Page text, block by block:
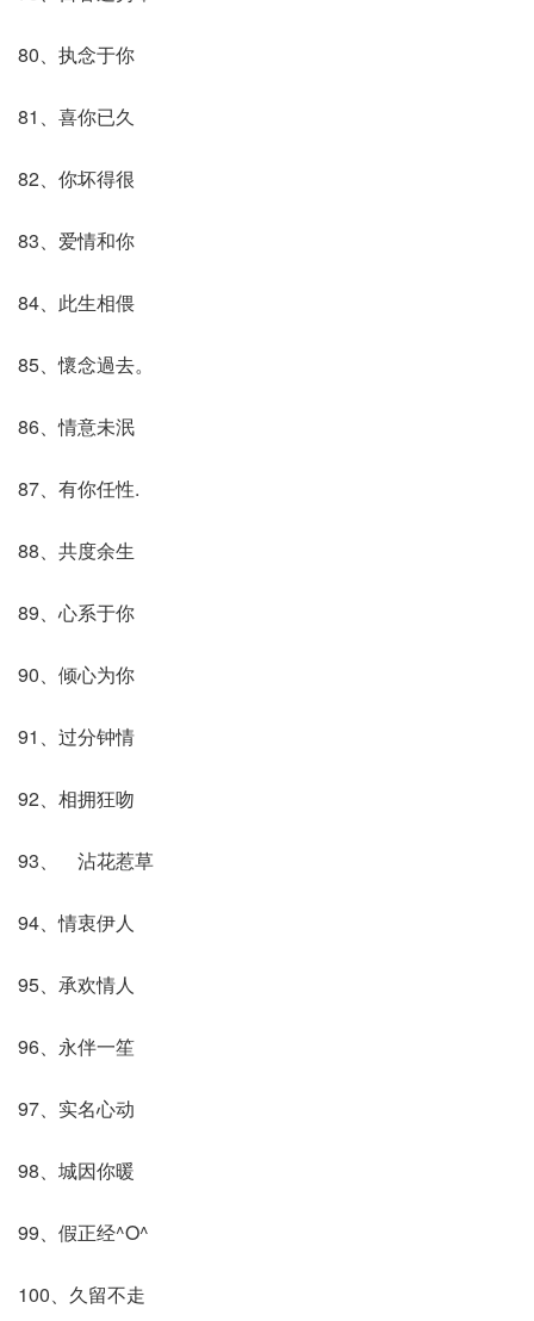
80、执念于你
81、喜你已久
82、你坏得很
83、爱情和你
84、此生相偎
85、懷念過去。
86、情意未泯
87、有你任性.
88、共度余生
89、心系于你
90、倾心为你
91、过分钟情
92、相拥狂吻
93、ゝ沾花惹草
94、情衷伊人
95、承欢情人
96、永伴一笙
97、实名心动
98、城因你暖
99、假正经^O^
100、久留不走